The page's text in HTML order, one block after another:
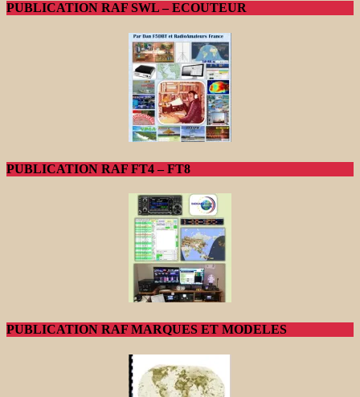
PUBLICATION RAF SWL – ECOUTEUR
PUBLICATION RAF FT4 – FT8
PUBLICATION RAF MARQUES ET MODELES